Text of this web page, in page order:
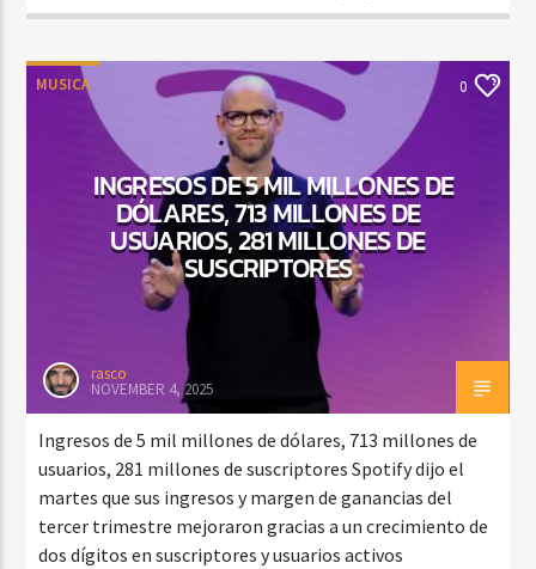
MUSICA 0
INGRESOS DE 5 MIL MILLONES DE
DÓLARES, 713 MILLONES DE
USUARIOS, 281 MILLONES DE
SUSCRIPTORES
rasco
NOVEMBER 4, 2025
Ingresos de 5 mil millones de dólares, 713 millones de
usuarios, 281 millones de suscriptores Spotify dijo el
martes que sus ingresos y margen de ganancias del
tercer trimestre mejoraron gracias a un crecimiento de
dos dígitos en suscriptores y usuarios activos